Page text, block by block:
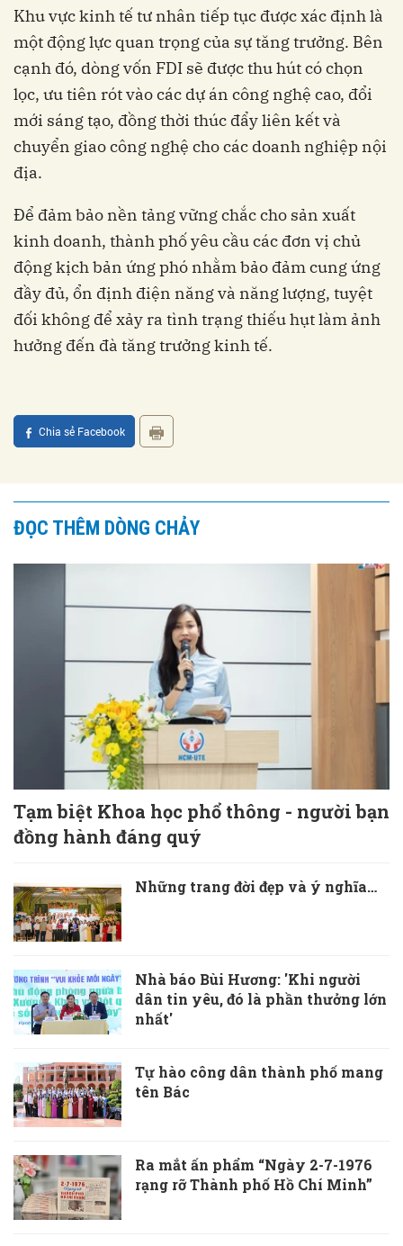
Khu vực kinh tế tư nhân tiếp tục được xác định là
một động lực quan trọng của sự tăng trưởng. Bên
cạnh đó, dòng vốn FDI sẽ được thu hút có chọn
lọc, ưu tiên rót vào các dự án công nghệ cao, đổi
mới sáng tạo, đồng thời thúc đẩy liên kết và
chuyển giao công nghệ cho các doanh nghiệp nội
địa.
Để đảm bảo nền tảng vững chắc cho sản xuất
kinh doanh, thành phố yêu cầu các đơn vị chủ
động kịch bản ứng phó nhằm bảo đảm cung ứng
đầy đủ, ổn định điện năng và năng lượng, tuyệt
đối không để xảy ra tình trạng thiếu hụt làm ảnh
hưởng đến đà tăng trưởng kinh tế.
Chia sẻ Facebook
ĐỌC THÊM DÒNG CHẢY
Tạm biệt Khoa học phổ thông - người bạn
đồng hành đáng quý
Những trang đời đẹp và ý nghĩa…
Nhà báo Bùi Hương: 'Khi người
dân tin yêu, đó là phần thưởng lớn
nhất'
Tự hào công dân thành phố mang
tên Bác
Ra mắt ấn phẩm “Ngày 2-7-1976
rạng rỡ Thành phố Hồ Chí Minh”